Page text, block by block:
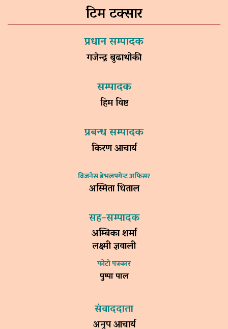
टिम टक्सार
प्रधान सम्पादक
गजेन्द्र बुढाथोकी
सम्पादक
हिम विष्ट
प्रबन्ध सम्पादक
किरण आचार्य
विजनेस डेभलपमेन्ट अफिसर
अस्मिता धिताल
सह–सम्पादक
अम्बिका शर्मा
लक्ष्मी ज्ञवाली
फोटो पत्रकार
पुष्पा पाल
संवाददाता
अनुप आचार्य